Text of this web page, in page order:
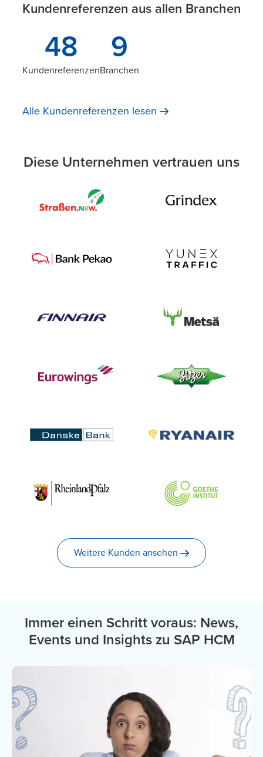
Kundenreferenzen aus allen Branchen
48
Kundenreferenzen
9
Branchen
Alle Kundenreferenzen lesen
Diese Unternehmen vertrauen uns
Weitere Kunden ansehen
Immer einen Schritt voraus: News,
Events und Insights zu SAP HCM